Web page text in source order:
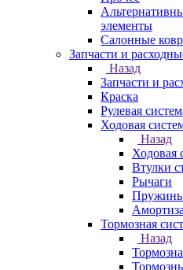
элементы
Салонные
Запчасти и
Назад
Запчасти и
Краска
Рулевая
Ходовая
Назад
Ходовая
Втулки
Рычаги
Тормозная
Назад